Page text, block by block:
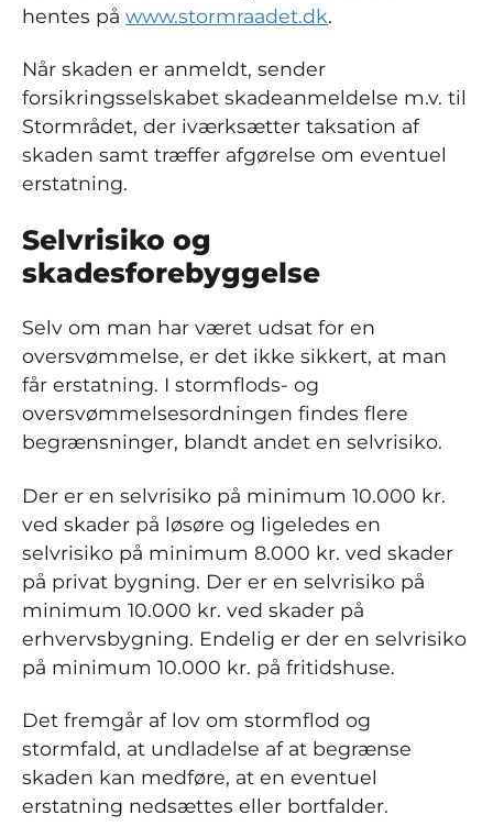
hentes på www.stormraadet.dk.
Når skaden er anmeldt, sender
forsikringsselskabet skadeanmeldelse m.v. til
Stormrådet, der iværksætter taksation af
skaden samt træffer afgørelse om eventuel
erstatning.
Selvrisiko og
skadesforebyggelse
Selv om man har været udsat for en
oversvømmelse, er det ikke sikkert, at man
får erstatning. I stormflods- og
oversvømmelsesordningen findes flere
begrænsninger, blandt andet en selvrisiko.
Der er en selvrisiko på minimum 10.000 kr.
ved skader på løsøre og ligeledes en
selvrisiko på minimum 8.000 kr. ved skader
på privat bygning. Der er en selvrisiko på
minimum 10.000 kr. ved skader på
erhvervsbygning. Endelig er der en selvrisiko
på minimum 10.000 kr. på fritidshuse.
Det fremgår af lov om stormflod og
stormfald, at undladelse af at begrænse
skaden kan medføre, at en eventuel
erstatning nedsættes eller bortfalder.